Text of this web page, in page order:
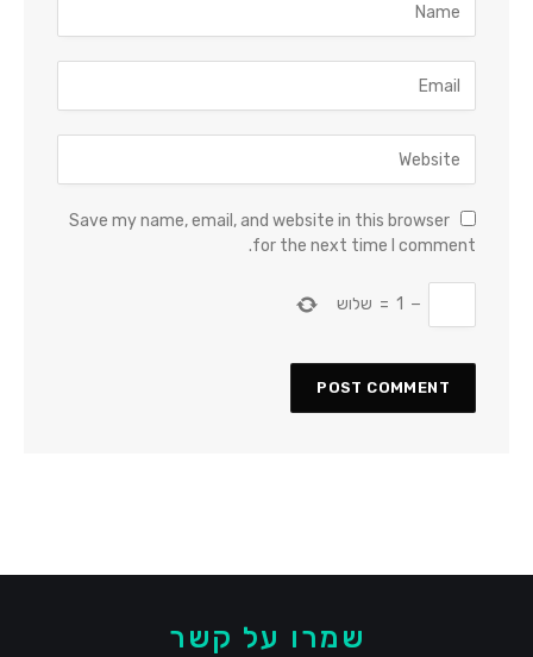
Save my name, email, and website in this browser
for the next time I comment.
−
1
= שלוש
שמרו על קשר